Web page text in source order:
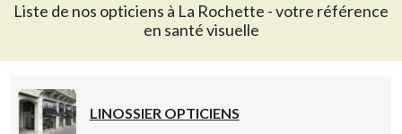
Liste de nos opticiens à La Rochette - votre référence
en santé visuelle
LINOSSIER OPTICIENS